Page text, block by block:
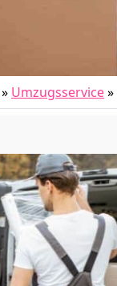
» Umzugsservice»